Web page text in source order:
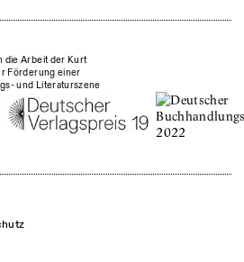
die Arbeit der Kurt
Förderung einer
und Literaturszene